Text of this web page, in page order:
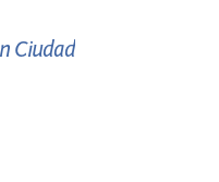
Ciudad